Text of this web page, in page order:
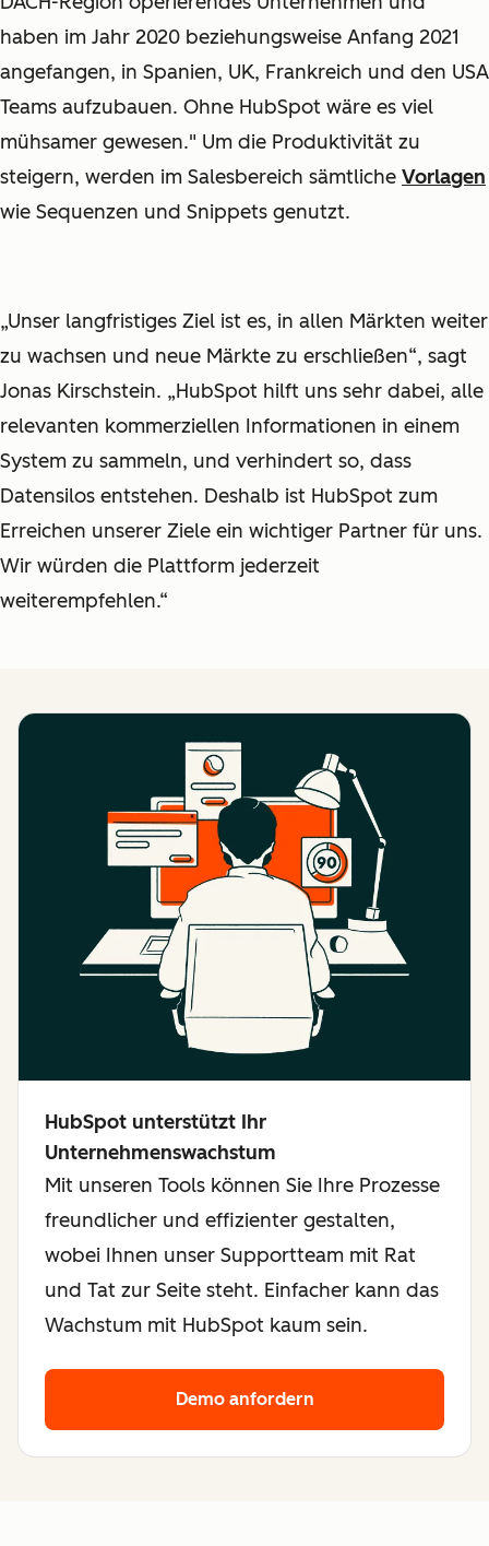
haben im Jahr 2020 beziehungsweise Anfang 2021
angefangen, in Spanien, UK, Frankreich und den USA
Teams aufzubauen. Ohne HubSpot wäre es viel
mühsamer gewesen." Um die Produktivität zu
steigern, werden im Salesbereich sämtliche Vorlagen
wie Sequenzen und Snippets genutzt.
„Unser langfristiges Ziel ist es, in allen Märkten weiter
zu wachsen und neue Märkte zu erschließen“, sagt
Jonas Kirschstein. „HubSpot hilft uns sehr dabei, alle
relevanten kommerziellen Informationen in einem
System zu sammeln, und verhindert so, dass
Datensilos entstehen. Deshalb ist HubSpot zum
Erreichen unserer Ziele ein wichtiger Partner für uns.
Wir würden die Plattform jederzeit
weiterempfehlen.“
HubSpot unterstützt Ihr
Unternehmenswachstum
Mit unseren Tools können Sie Ihre Prozesse
freundlicher und effizienter gestalten,
wobei Ihnen unser Supportteam mit Rat
und Tat zur Seite steht. Einfacher kann das
Wachstum mit HubSpot kaum sein.
Demo anfordern